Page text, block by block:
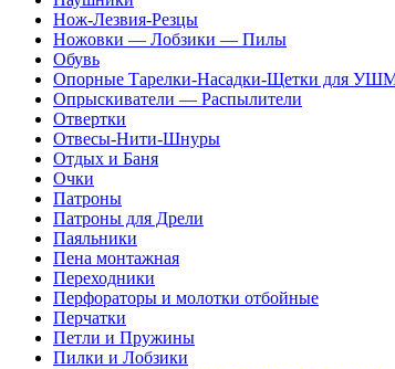
Нож-Лезвия-Резцы
Ножовки — Лобзики — Пилы
Обувь
Опорные Тарелки-Насадки-Щетки для
Опрыскиватели — Распылители
Отвертки
Отвесы-Нити-Шнуры
Отдых и Баня
Очки
Патроны
Патроны для Дрели
Паяльники
Пена монтажная
Переходники
Перфораторы и молотки отбойные
Перчатки
Петли и Пружины
Пилки и Лобзики